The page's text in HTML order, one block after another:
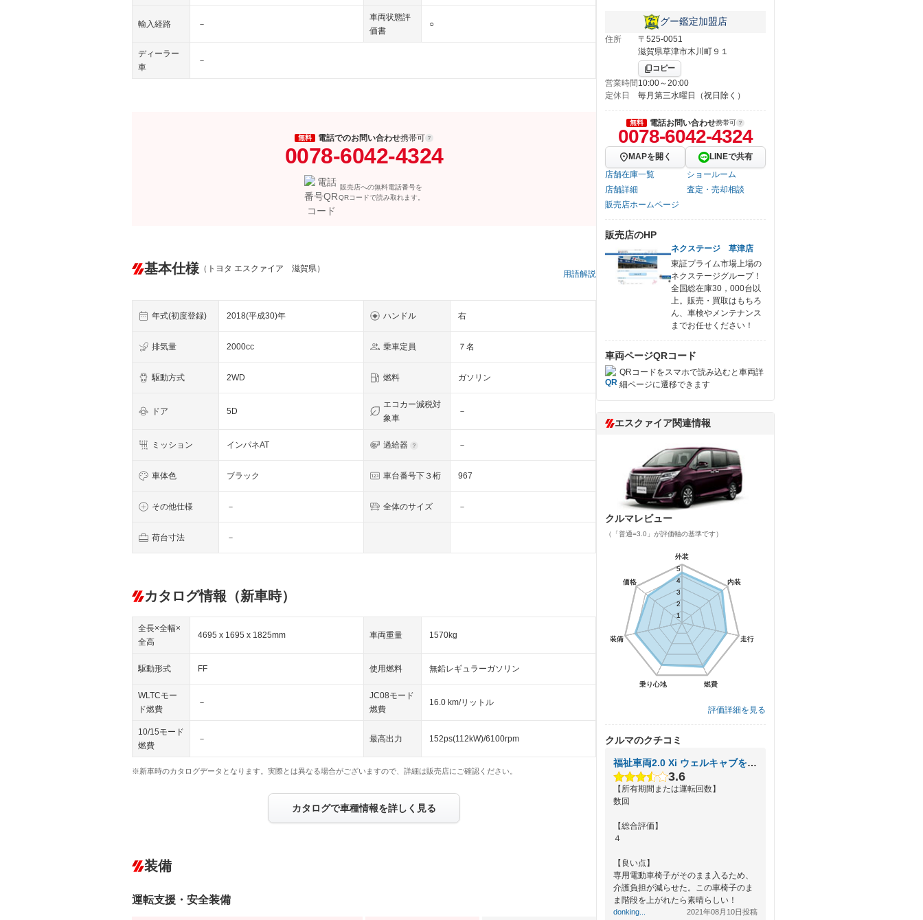
輸入経路 －
車両状態評
価書
○
ディーラー
車
－
無料 電話でのお問い合わせ携帯可
0078-6042-4324
販売店への無料電話番号を
QRコードで読み取れます。
基本仕様 （トヨタ エスクァイア 滋賀県）
用語解説
年式(初度登録) 2018(平成30)年 ハンドル 右
排気量 2000cc 乗車定員 ７名
駆動方式 2WD 燃料 ガソリン
ドア 5D
エコカー減税対
象車
－
ミッション インパネAT 過給器 －
車体色 ブラック 車台番号下３桁 967
その他仕様 － 全体のサイズ －
荷台寸法 －
カタログ情報（新車時）
全長×全幅×
全高
4695 x 1695 x 1825mm 車両重量 1570kg
駆動形式 FF 使用燃料 無鉛レギュラーガソリン
WLTCモー
ド燃費
－
JC08モード
燃費
16.0 km/リットル
10/15モード
燃費
－ 最高出力 152ps(112kW)/6100rpm
※新車時のカタログデータとなります。実際とは異なる場合がございますので、詳細は販売店にご確認ください。
カタログで車種情報を詳しく見る
装備
運転支援・安全装備
グー鑑定加盟店
住所
〒525-0051
滋賀県草津市木川町９１
コピー
営業時間10:00～20:00
定休日
毎月第三水曜日（祝日除く）
無料 電話お問い合わせ携帯可
0078-6042-4324
MAPを開く
LINEで共有
店舗在庫一覧
ショールーム
店舗詳細
査定・売却相談
販売店ホームページ
販売店のHP
ネクステージ 草津店
東証プライム市場上場の
ネクステージグループ！
全国総在庫30，000台以
上。販売・買取はもちろ
ん、車検やメンテナンス
までお任せください！
車両ページQRコード
QRコードをスマホで読み込むと車両詳
細ページに遷移できます
エスクァイア関連情報
クルマレビュー
（「普通=3.0」が評価軸の基準です）
外装
内装
走行
燃費
乗り心地
装備
価格
1
2
3
4
5
外装
内装
走行
燃費
乗り心地
装備
価格
1
2
3
4
5
評価詳細を見る
クルマのクチコミ
福祉車両2.0 Xi ウェルキャブを購入したばかりですが
3.6
【所有期間または運転回数】
数回
【総合評価】
４
【良い点】
専用電動車椅子がそのまま入るため、
介護負担が減らせた。この車椅子のま
ま階段を上がれたら素晴らしい！
donking... 2021年08月10日投稿